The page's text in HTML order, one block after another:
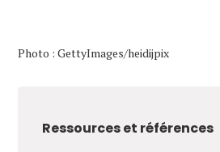
Photo : GettyImages/heidijpix
Ressources et références